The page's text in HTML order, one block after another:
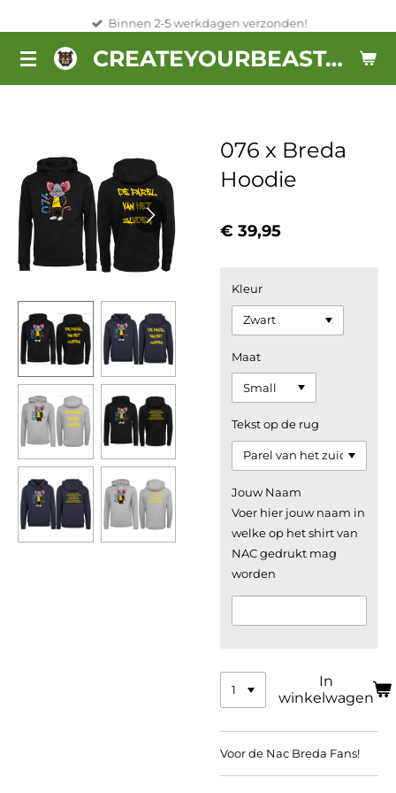
naar
CREATEYOURBEAST.NL
Binnen 2-5 werkdagen verzonden!
076 x Breda
Hoodie
€ 39,95
Kleur
Maat
Tekst op de rug
Jouw Naam
Voer hier jouw naam in
welke op het shirt van
NAC gedrukt mag
worden
In
winkelwagen
Voor de Nac Breda Fans!